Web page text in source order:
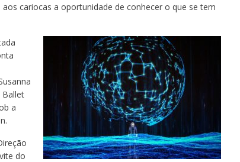
cariocas a oportunidade de conhecer o que se tem
a
do